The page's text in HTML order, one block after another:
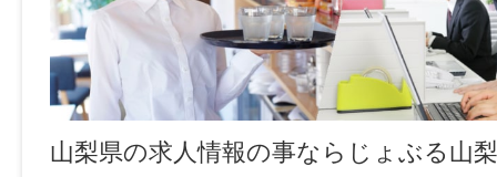
山梨県の求人情報の事ならじょぶる山